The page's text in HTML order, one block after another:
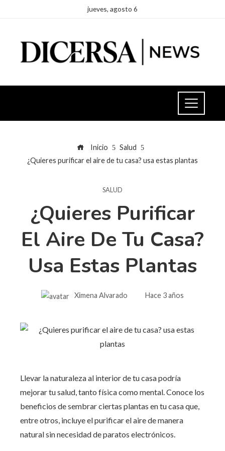
jueves, agosto 6
Inicio
Salud
¿Quieres purificar el aire de tu casa? usa estas plantas
SALUD
¿Quieres Purificar
El Aire De Tu Casa?
Usa Estas Plantas
Ximena Alvarado Hace 3 años
Llevar la naturaleza al interior de tu casa podría
mejorar tu salud, tanto física como mental. Conoce los
beneficios de sembrar ciertas plantas en tu casa que,
entre otros, incluye el purificar el aire de manera
natural sin necesidad de paratos electrónicos.